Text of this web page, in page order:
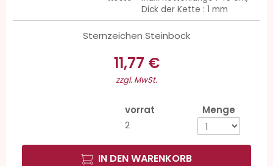
Dick der Kette : 1 mm
Sternzeichen Steinbock
11,77 €
zzgl. MwSt.
vorrat
2
Menge
IN DEN WARENKORB